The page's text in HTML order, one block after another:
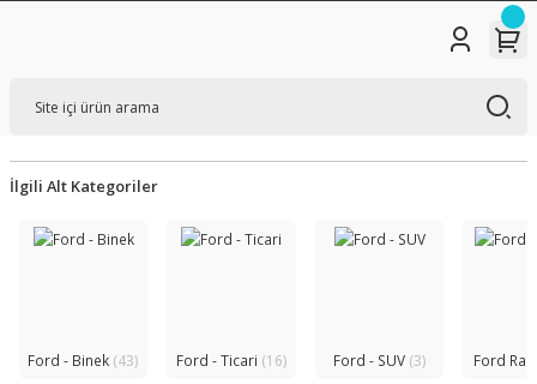
İlgili Alt Kategoriler
Ford - Binek (43) Ford - Ticari (16) Ford - SUV (3) Ford